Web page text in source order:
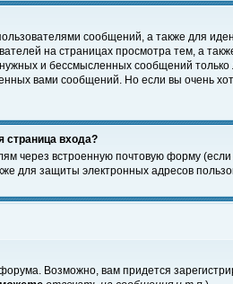
сообщений, а также для
на страницах просмотра тем, а
и бессмысленных сообщений
вами сообщений. Но если вы очень
страница входа?
через встроенную почтовую форму
для защиты электронных адресов
Возможно, вам придется